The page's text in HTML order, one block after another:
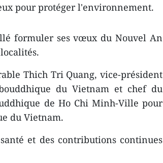
pour protéger l'environnement.
formuler ses vœux du Nouvel An
Thich Tri Quang, vice-président
du Vietnam et chef du
de Ho Chi Minh-Ville pour
du Vietnam.
et des contributions continues